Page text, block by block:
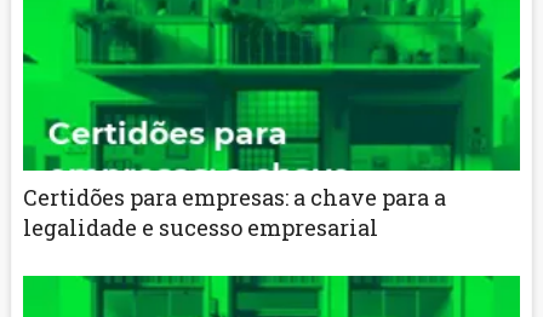
Certidões para empresas: a chave para a
legalidade e sucesso empresarial